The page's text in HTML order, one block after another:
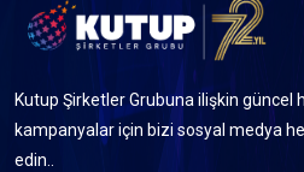
Kutup Şirketler Grubuna ilişkin güncel
kampanyalar için bizi sosyal medya
edin..